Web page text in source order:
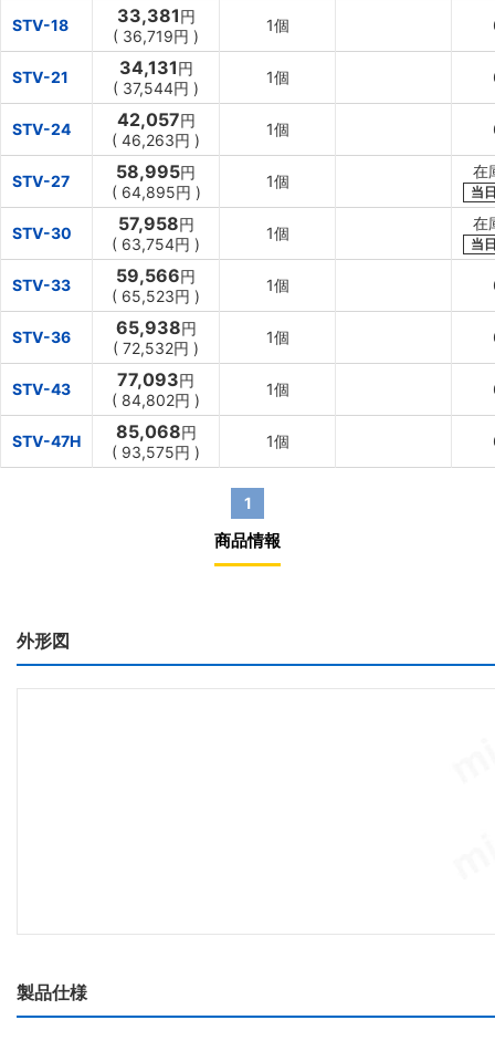
STV-18 33,381円
( 36,719円 )
1個
STV-21 34,131円
( 37,544円 )
1個
STV-24 42,057円
( 46,263円 )
1個
STV-27 58,995円
( 64,895円 )
1個
在
当
STV-30 57,958円
( 63,754円 )
1個
在
当
STV-33 59,566円
( 65,523円 )
1個
STV-36 65,938円
( 72,532円 )
1個
STV-43 77,093円
( 84,802円 )
1個
STV-47H 85,068円
( 93,575円 )
1個
1
商品情報
外形図
製品仕様